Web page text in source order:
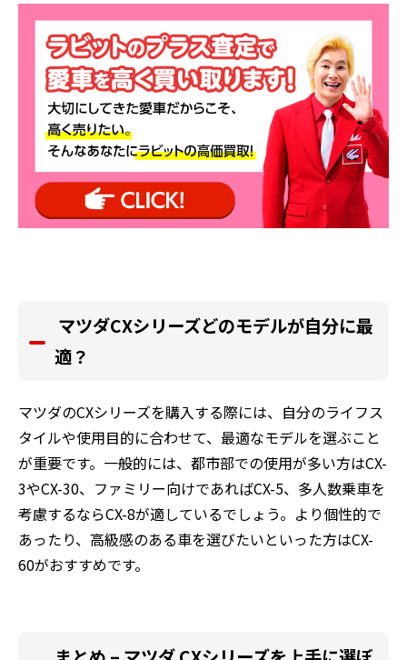
マツダCXシリーズどのモデルが自分に最
適？
マツダのCXシリーズを購入する際には、自分のライフス
タイルや使用目的に合わせて、最適なモデルを選ぶこと
が重要です。一般的には、都市部での使用が多い方はCX-
3やCX-30、ファミリー向けであればCX-5、多人数乗車を
考慮するならCX-8が適しているでしょう。より個性的で
あったり、高級感のある車を選びたいといった方はCX-
60がおすすめです。